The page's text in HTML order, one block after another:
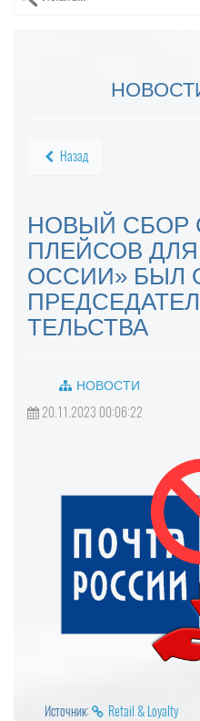
Назад
НОВЫЙ СБОР
ПЛЕЙСОВ
ОССИИ» БЫЛ
ТЕЛЬСТВА
НОВОСТИ
20.11.2023 00:06:22
Источник: Retail & Loyalty